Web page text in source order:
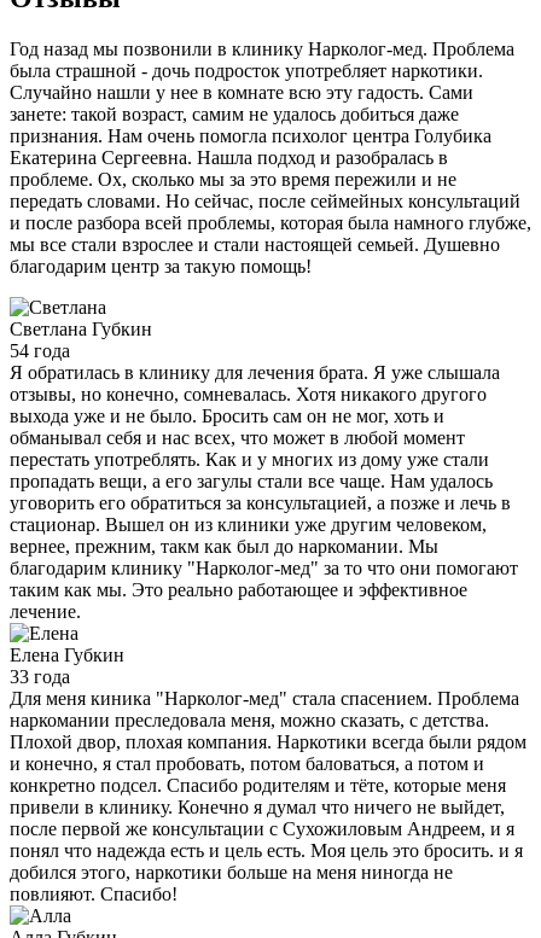
Год назад мы позвонили в клинику Нарколог-мед. Проблема
была страшной - дочь подросток употребляет наркотики.
Случайно нашли у нее в комнате всю эту гадость. Сами
занете: такой возраст, самим не удалось добиться даже
признания. Нам очень помогла психолог центра Голубика
Екатерина Сергеевна. Нашла подход и разобралась в
проблеме. Ох, сколько мы за это время пережили и не
передать словами. Но сейчас, после сеймейных консультаций
и после разбора всей проблемы, которая была намного глубже,
мы все стали взрослее и стали настоящей семьей. Душевно
благодарим центр за такую помощь!
Светлана Губкин
54 года
Я обратилась в клинику для лечения брата. Я уже слышала
отзывы, но конечно, сомневалась. Хотя никакого другого
выхода уже и не было. Бросить сам он не мог, хоть и
обманывал себя и нас всех, что может в любой момент
перестать употреблять. Как и у многих из дому уже стали
пропадать вещи, а его загулы стали все чаще. Нам удалось
уговорить его обратиться за консультацией, а позже и лечь в
стационар. Вышел он из клиники уже другим человеком,
вернее, прежним, такм как был до наркомании. Мы
благодарим клинику "Нарколог-мед" за то что они помогают
таким как мы. Это реально работающее и эффективное
лечение.
Елена Губкин
33 года
Для меня киника "Нарколог-мед" стала спасением. Проблема
наркомании преследовала меня, можно сказать, с детства.
Плохой двор, плохая компания. Наркотики всегда были рядом
и конечно, я стал пробовать, потом баловаться, а потом и
конкретно подсел. Спасибо родителям и тёте, которые меня
привели в клинику. Конечно я думал что ничего не выйдет,
после первой же консультации с Сухожиловым Андреем, и я
понял что надежда есть и цель есть. Моя цель это бросить. и я
добился этого, наркотики больше на меня ниногда не
повлияют. Спасибо!